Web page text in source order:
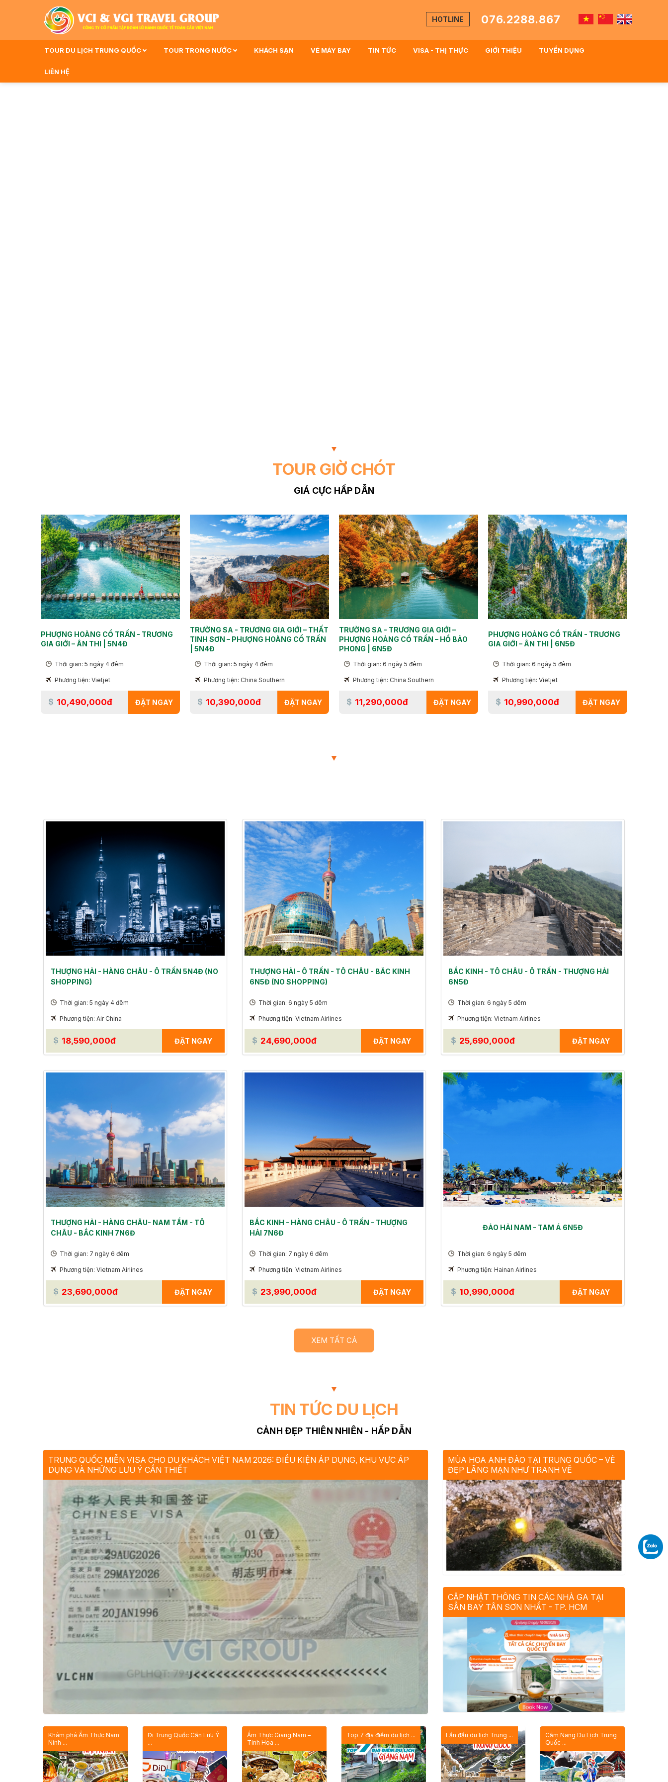
HOTLINE 076.2288.867
TOUR DU LỊCH TRUNG QUỐC TOUR TRONG NƯỚC KHÁCH SẠN VÉ MÁY BAY TIN TỨC VISA - THỊ THỰC GIỚI THIỆU TUYỂN DỤNG
LIÊN HỆ
TOUR GIỜ CHÓT
GIÁ CỰC HẤP DẪN
PHƯỢNG HOÀNG CỔ TRẤN - TRƯƠNG
GIA GIỚI – ÂN THI | 5N4Đ
Thời gian: 5 ngày 4 đêm
Phương tiện: Vietjet
10,490,000đ ĐẶT NGAY
TRƯỜNG SA - TRƯƠNG GIA GIỚI – THẤT
TINH SƠN – PHƯỢNG HOÀNG CỔ TRẤN
| 5N4Đ
Thời gian: 5 ngày 4 đêm
Phương tiện: China Southern
10,390,000đ ĐẶT NGAY
TRƯỜNG SA - TRƯƠNG GIA GIỚI –
PHƯỢNG HOÀNG CỔ TRẤN – HỒ BẢO
PHONG | 6N5Đ
Thời gian: 6 ngày 5 đêm
Phương tiện: China Southern
11,290,000đ ĐẶT NGAY
PHƯỢNG HOÀNG CỔ TRẤN - TRƯƠNG
GIA GIỚI – ÂN THI | 6N5Đ
Thời gian: 6 ngày 5 đêm
Phương tiện: Vietjet
10,990,000đ ĐẶT NGAY
THƯỢNG HẢI - HÀNG CHÂU - Ô TRẤN 5N4Đ (NO
SHOPPING)
Thời gian: 5 ngày 4 đêm
Phương tiện: Air China
18,590,000đ ĐẶT NGAY
THƯỢNG HẢI - Ô TRẤN - TÔ CHÂU - BĂC KINH
6N5Đ (NO SHOPPING)
Thời gian: 6 ngày 5 đêm
Phương tiện: Vietnam Airlines
24,690,000đ ĐẶT NGAY
BẮC KINH - TÔ CHÂU - Ô TRẤN - THƯỢNG HẢI
6N5Đ
Thời gian: 6 ngày 5 đêm
Phương tiện: Vietnam Airlines
25,690,000đ ĐẶT NGAY
THƯỢNG HẢI - HÀNG CHÂU- NAM TẨM - TÔ
CHÂU - BẮC KINH 7N6Đ
Thời gian: 7 ngày 6 đêm
Phương tiện: Vietnam Airlines
23,690,000đ ĐẶT NGAY
BẮC KINH - HÀNG CHÂU - Ô TRẤN - THƯỢNG
HẢI 7N6Đ
Thời gian: 7 ngày 6 đêm
Phương tiện: Vietnam Airlines
23,990,000đ ĐẶT NGAY
ĐẢO HẢI NAM - TAM Á 6N5Đ
Thời gian: 6 ngày 5 đêm
Phương tiện: Hainan Airlines
10,990,000đ ĐẶT NGAY
XEM TẤT CẢ
TIN TỨC DU LỊCH
CẢNH ĐẸP THIÊN NHIÊN - HẤP DẪN
TRUNG QUỐC MIỄN VISA CHO DU KHÁCH VIỆT NAM 2026: ĐIỀU KIỆN ÁP DỤNG, KHU VỰC ÁP
DỤNG VÀ NHỮNG LƯU Ý CẦN THIẾT
MÙA HOA ANH ĐÀO TẠI TRUNG QUỐC – VẺ
ĐẸP LÃNG MẠN NHƯ TRANH VẼ
CẬP NHẬT THÔNG TIN CÁC NHÀ GA TẠI
SÂN BAY TÂN SƠN NHẤT - TP. HCM
Khám phá Ẩm Thực Nam
Ninh ...
Đi Trung Quốc Cần Lưu Ý
...
Ẩm Thực Giang Nam –
Tinh Hoa ...
Top 7 địa điểm du lịch ... Lần đầu du lịch Trung ...
Cẩm Nang Du Lịch Trung
Quốc ...